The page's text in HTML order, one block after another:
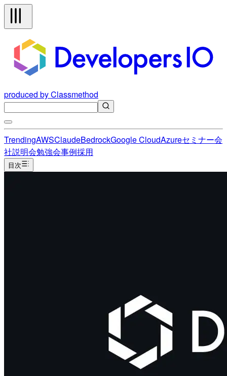
produced by Classmethod
TrendingAWSClaudeBedrockGoogle CloudAzureセミナー会
社説明会勉強会事例採用
目次